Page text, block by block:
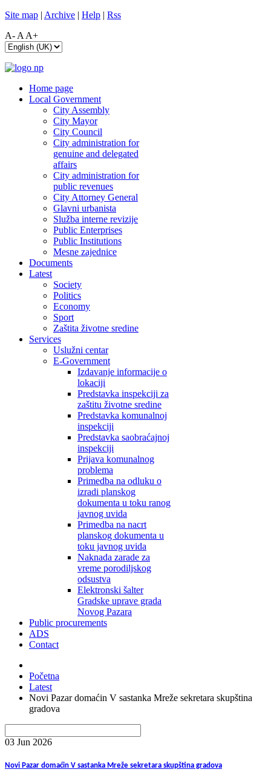
Site map | Archive | Help | Rss
A- A A+
Home page
Local Government
City Assembly
City Mayor
City Council
City administration for
genuine and delegated
affairs
City administration for
public revenues
City Attorney General
Glavni urbanista
Služba interne revizije
Public Enterprises
Public Institutions
Mesne zajednice
Documents
Latest
Society
Politics
Economy
Sport
Zaštita životne sredine
Services
Uslužni centar
E-Government
Izdavanje informacije o
lokaciji
Predstavka inspekciji za
zaštitu životne sredine
Predstavka komunalnoj
inspekciji
Predstavka saobraćajnoj
inspekciji
Prijava komunalnog
problema
Primedba na odluku o
izradi planskog
dokumenta u toku ranog
javnog uvida
Primedba na nacrt
planskog dokumenta u
toku javnog uvida
Naknada zarade za
vreme porodiljskog
odsustva
Elektronski šalter
Gradske uprave grada
Novog Pazara
Public procurements
ADS
Contact
Početna
Latest
Novi Pazar domaćin V sastanka Mreže sekretara skupština
gradova
03 Jun 2026
Novi Pazar domaćin V sastanka Mreže sekretara skupština gradova